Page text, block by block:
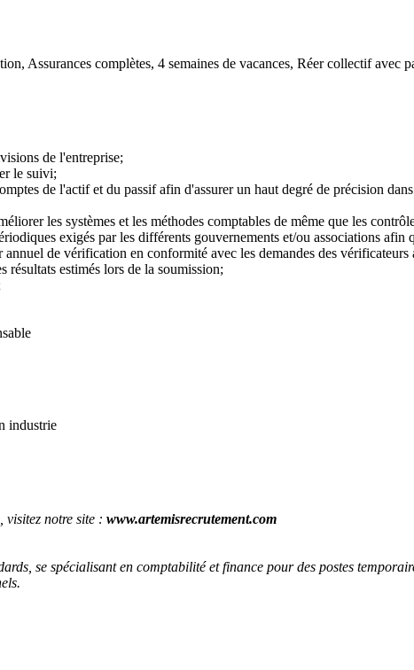
Assurances complètes, 4 semaines de vacances, Réer collectif avec
de l'entreprise;
le suivi;
de l'actif et du passif afin d'assurer un haut degré de précision
les systèmes et les méthodes comptables de même que les
exigés par les différents gouvernements et/ou associations afin
annuel de vérification en conformité avec les demandes des
résultats estimés lors de la soumission;
industrie
visitez notre site : www.artemisrecrutement.com
se spécialisant en comptabilité et finance pour des postes